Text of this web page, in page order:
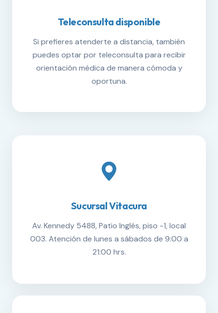
Teleconsulta disponible
Si prefieres atenderte a distancia, también
puedes optar por teleconsulta para recibir
orientación médica de manera cómoda y
oportuna.
Sucursal Vitacura
Av. Kennedy 5488, Patio Inglés, piso -1, local
003. Atención de lunes a sábados de 9:00 a
21:00 hrs.